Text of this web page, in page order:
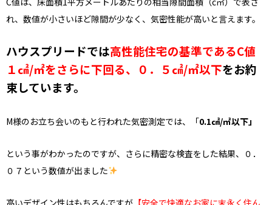
れ、数値が小さいほど隙間が少なく、気密性能が高いと言えます。
ハウスプリードでは高性能住宅の基準であるC値
１㎠/㎡をさらに下回る、０．５㎠/㎡以下をお約
束しています。
M様のお立ち会いのもと行われた気密測定では、「0.1㎠/㎡以下」
という事がわかったのですが、さらに精密な検査をした結果、０．
０７という数値が出ました
高いデザイン性はもちろんですが 【安全で快適なお家に末永く住ん